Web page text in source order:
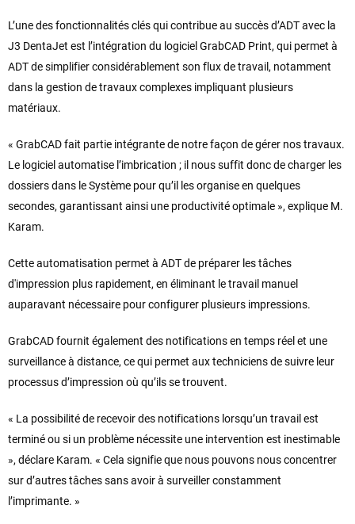
L’une des fonctionnalités clés qui contribue au succès d’ADT avec la
J3 DentaJet est l’intégration du logiciel GrabCAD Print, qui permet à
ADT de simplifier considérablement son flux de travail, notamment
dans la gestion de travaux complexes impliquant plusieurs
matériaux.
« GrabCAD fait partie intégrante de notre façon de gérer nos travaux.
Le logiciel automatise l’imbrication ; il nous suffit donc de charger les
dossiers dans le Système pour qu’il les organise en quelques
secondes, garantissant ainsi une productivité optimale », explique M.
Karam.
Cette automatisation permet à ADT de préparer les tâches
d'impression plus rapidement, en éliminant le travail manuel
auparavant nécessaire pour configurer plusieurs impressions.
GrabCAD fournit également des notifications en temps réel et une
surveillance à distance, ce qui permet aux techniciens de suivre leur
processus d’impression où qu’ils se trouvent.
« La possibilité de recevoir des notifications lorsqu’un travail est
terminé ou si un problème nécessite une intervention est inestimable
», déclare Karam. « Cela signifie que nous pouvons nous concentrer
sur d’autres tâches sans avoir à surveiller constamment
l’imprimante. »